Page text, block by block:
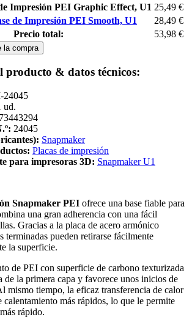
Impresión PEI Graphic Effect, U1 25,49 €
de Impresión PEI Smooth, U1
28,49 €
Precio total:
53,98 €
la compra
producto & datos técnicos:
24045
ud.
24045
Snapmaker
Placas de impresión
para impresoras 3D: Snapmaker U1
Snapmaker PEI ofrece una base fiable para
una gran adherencia con una fácil
Gracias a la placa de acero armónico
terminadas pueden retirarse fácilmente
la superficie.
de PEI con superficie de carbono texturizada
de la primera capa y favorece unos inicios de
mismo tiempo, la eficaz transferencia de calor
calentamiento más rápidos, lo que le permite
rápido.